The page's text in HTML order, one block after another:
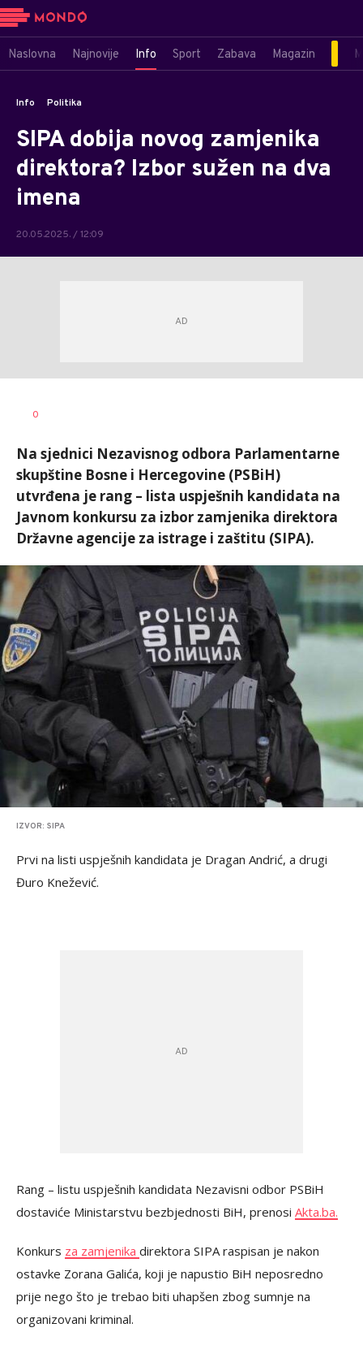
Naslovna Najnovije Info Sport Zabava Magazin
Info Politika
SIPA dobija novog zamjenika
direktora? Izbor sužen na dva
imena
20.05.2025. / 12:09
AUTOR
0
Na sjednici Nezavisnog odbora Parlamentarne
skupštine Bosne i Hercegovine (PSBiH)
utvrđena je rang – lista uspješnih kandidata na
Javnom konkursu za izbor zamjenika direktora
Državne agencije za istrage i zaštitu (SIPA).
IZVOR: SIPA
Prvi na listi uspješnih kandidata je Dragan Andrić, a drugi
Đuro Knežević.
Rang – listu uspješnih kandidata Nezavisni odbor PSBiH
dostaviće Ministarstvu bezbjednosti BiH, prenosi Akta.ba.
Konkurs za zamjenika direktora SIPA raspisan je nakon
ostavke Zorana Galića, koji je napustio BiH neposredno
prije nego što je trebao biti uhapšen zbog sumnje na
organizovani kriminal.